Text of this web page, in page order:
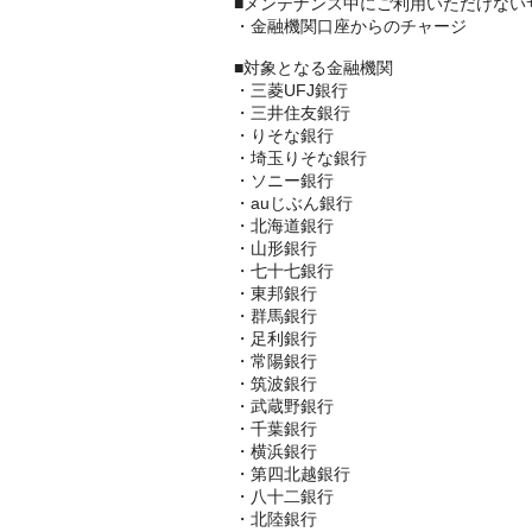
・金融機関口座からのチャージ
■対象となる金融機関
・三菱UFJ銀行
・三井住友銀行
・りそな銀行
・埼玉りそな銀行
・ソニー銀行
・auじぶん銀行
・北海道銀行
・山形銀行
・七十七銀行
・東邦銀行
・群馬銀行
・足利銀行
・常陽銀行
・筑波銀行
・武蔵野銀行
・千葉銀行
・横浜銀行
・第四北越銀行
・八十二銀行
・北陸銀行